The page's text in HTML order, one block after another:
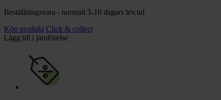
Beställningsvara - normalt 5-10 dagars lev.tid
Köp produkt Click & collect
Lägg till i jämförelse